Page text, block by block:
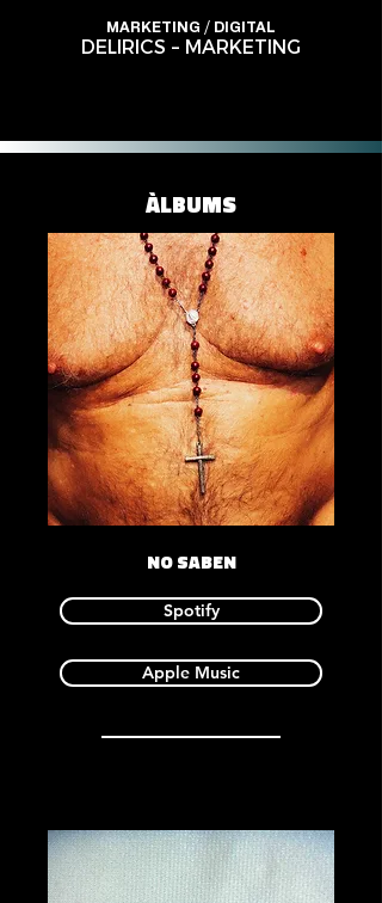
MARKETING / DIGITAL
DELIRICS – MARKETING
ÀLBUMS
NO SABEN
Spotify
Apple Music